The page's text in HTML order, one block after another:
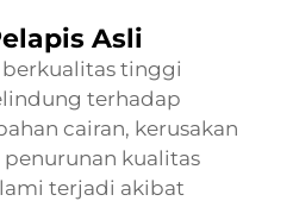
Asli
tinggi
terhadap
cairan, kerusakan
penurunan kualitas
terjadi akibat